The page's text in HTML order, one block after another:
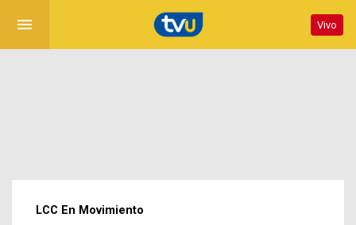
menu Vivo
LCC En Movimiento